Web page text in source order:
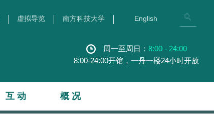
虚拟导览 南方科技大学 English
周一至周日： 8:00 - 24:00
8:00-24:00开馆，一丹一楼24小时开放
互 动 概 况